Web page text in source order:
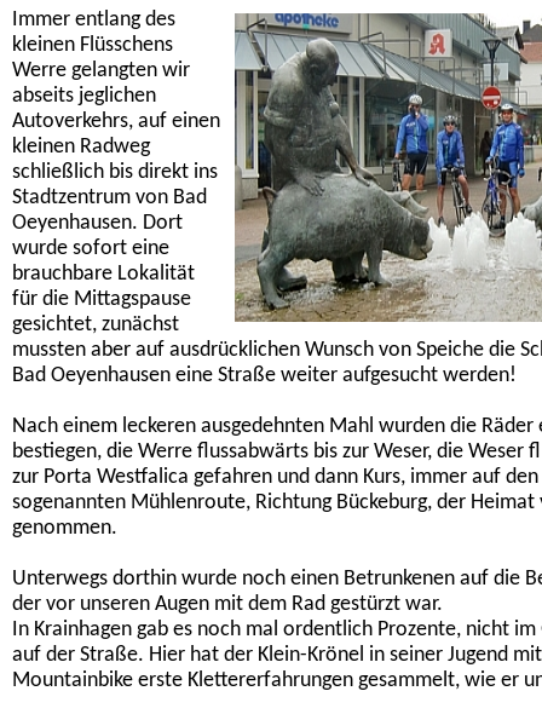
Immer entlang des
kleinen Flüsschens
Werre gelangten wir
abseits jeglichen
Autoverkehrs, auf einen
kleinen Radweg
schließlich bis direkt ins
Stadtzentrum von Bad
Oeyenhausen. Dort
wurde sofort eine
brauchbare Lokalität
für die Mittagspause
gesichtet, zunächst
mussten aber auf ausdrücklichen Wunsch von Speiche die
Bad Oeyenhausen eine Straße weiter aufgesucht werden!
Nach einem leckeren ausgedehnten Mahl wurden die Räder
bestiegen, die Werre flussabwärts bis zur Weser, die Weser
zur Porta Westfalica gefahren und dann Kurs, immer auf
sogenannten Mühlenroute, Richtung Bückeburg, der Heimat
genommen.
Unterwegs dorthin wurde noch einen Betrunkenen auf die
der vor unseren Augen mit dem Rad gestürzt war.
In Krainhagen gab es noch mal ordentlich Prozente, nicht im
auf der Straße. Hier hat der Klein-Krönel in seiner Jugend
Mountainbike erste Klettererfahrungen gesammelt, wie er